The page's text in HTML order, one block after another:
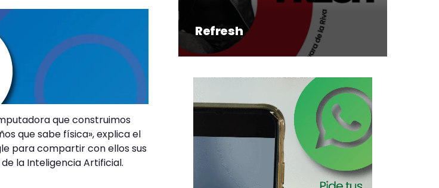
que construimos
que sabe física», explica el
para compartir con ellos sus
la Inteligencia Artificial.
Refresh